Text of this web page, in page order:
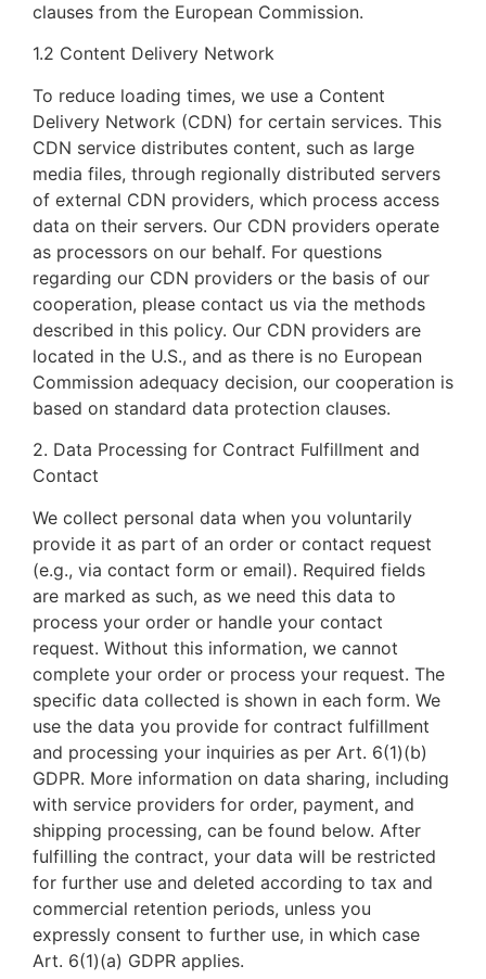
clauses from the European Commission.
1.2 Content Delivery Network
To reduce loading times, we use a Content
Delivery Network (CDN) for certain services. This
CDN service distributes content, such as large
media files, through regionally distributed servers
of external CDN providers, which process access
data on their servers. Our CDN providers operate
as processors on our behalf. For questions
regarding our CDN providers or the basis of our
cooperation, please contact us via the methods
described in this policy. Our CDN providers are
located in the U.S., and as there is no European
Commission adequacy decision, our cooperation is
based on standard data protection clauses.
2. Data Processing for Contract Fulfillment and
Contact
We collect personal data when you voluntarily
provide it as part of an order or contact request
(e.g., via contact form or email). Required fields
are marked as such, as we need this data to
process your order or handle your contact
request. Without this information, we cannot
complete your order or process your request. The
specific data collected is shown in each form. We
use the data you provide for contract fulfillment
and processing your inquiries as per Art. 6(1)(b)
GDPR. More information on data sharing, including
with service providers for order, payment, and
shipping processing, can be found below. After
fulfilling the contract, your data will be restricted
for further use and deleted according to tax and
commercial retention periods, unless you
expressly consent to further use, in which case
Art. 6(1)(a) GDPR applies.